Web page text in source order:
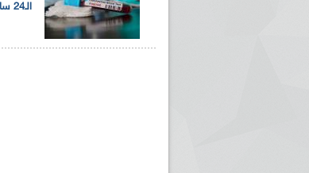
الـ24 ساعة الأخيرة